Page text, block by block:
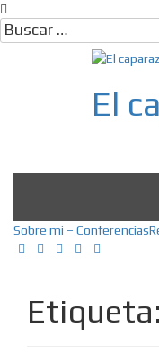
Skip
to
content
Buscar:
El
Sobre mi – Conferencias
Etiqueta: